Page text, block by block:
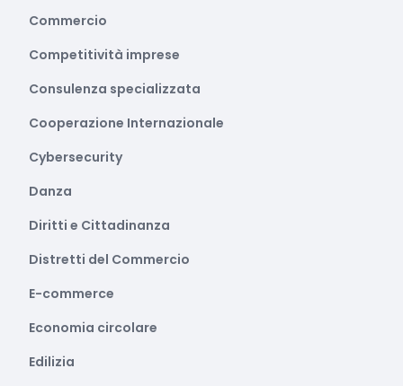
Commercio
Competitività imprese
Consulenza specializzata
Cooperazione Internazionale
Cybersecurity
Danza
Diritti e Cittadinanza
Distretti del Commercio
E-commerce
Economia circolare
Edilizia